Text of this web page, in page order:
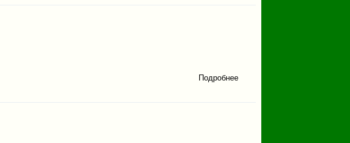
Подробнее